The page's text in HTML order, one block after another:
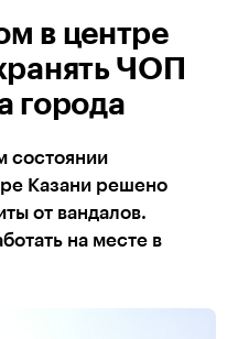
в центре
ЧОП
города
состоянии
Казани решено
от вандалов.
на месте в